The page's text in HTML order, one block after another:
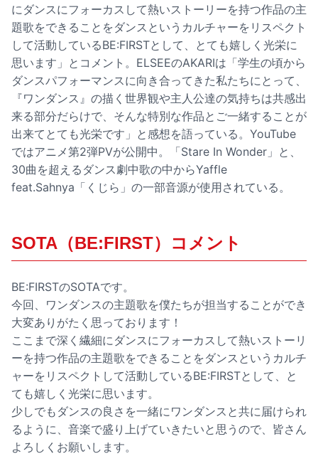
にダンスにフォーカスして熱いストーリーを持つ作品の主
題歌をできることをダンスというカルチャーをリスペクト
して活動しているBE:FIRSTとして、とても嬉しく光栄に
思います」とコメント。ELSEEのAKARIは「学生の頃から
ダンスパフォーマンスに向き合ってきた私たちにとって、
『ワンダンス』の描く世界観や主人公達の気持ちは共感出
来る部分だらけで、そんな特別な作品とご一緒することが
出来てとても光栄です」と感想を語っている。YouTube
ではアニメ第2弾PVが公開中。「Stare In Wonder」と、
30曲を超えるダンス劇中歌の中からYaffle
feat.Sahnya「くじら」の一部音源が使用されている。
SOTA（BE:FIRST）コメント
BE:FIRSTのSOTAです。
今回、ワンダンスの主題歌を僕たちが担当することができ
大変ありがたく思っております！
ここまで深く繊細にダンスにフォーカスして熱いストーリ
ーを持つ作品の主題歌をできることをダンスというカルチ
ャーをリスペクトして活動しているBE:FIRSTとして、と
ても嬉しく光栄に思います。
少しでもダンスの良さを一緒にワンダンスと共に届けられ
るように、音楽で盛り上げていきたいと思うので、皆さん
よろしくお願いします。